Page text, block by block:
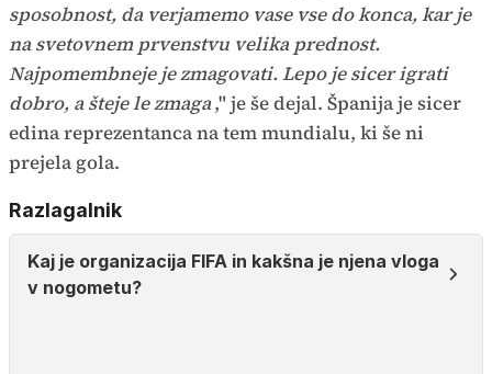
sposobnost, da verjamemo vase vse do konca, kar je
na svetovnem prvenstvu velika prednost.
Najpomembneje je zmagovati. Lepo je sicer igrati
dobro, a šteje le zmaga," je še dejal. Španija je sicer
edina reprezentanca na tem mundialu, ki še ni
prejela gola.
Razlagalnik
Kaj je organizacija FIFA in kakšna je njena vloga
v nogometu?